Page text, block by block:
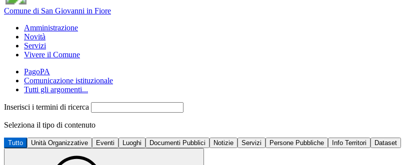
Comune di San Giovanni in Fiore
Amministrazione
Novità
Servizi
Vivere il Comune
PagoPA
Comunicazione istituzionale
Tutti gli argomenti...
Inserisci i termini di ricerca
Seleziona il tipo di contenuto
Tutto Unità Organizzative Eventi Luoghi Documenti Pubblici Notizie Servizi Persone Pubbliche Info Territori Dataset